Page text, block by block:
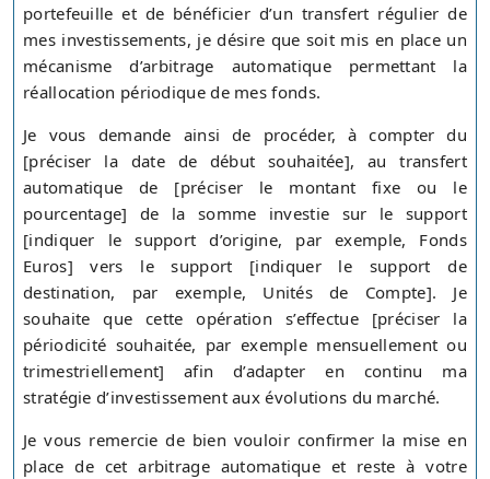
portefeuille et de bénéficier d’un transfert régulier de
mes investissements, je désire que soit mis en place un
mécanisme d’arbitrage automatique permettant la
réallocation périodique de mes fonds.
Je vous demande ainsi de procéder, à compter du
[préciser la date de début souhaitée], au transfert
automatique de [préciser le montant fixe ou le
pourcentage] de la somme investie sur le support
[indiquer le support d’origine, par exemple, Fonds
Euros] vers le support [indiquer le support de
destination, par exemple, Unités de Compte]. Je
souhaite que cette opération s’effectue [préciser la
périodicité souhaitée, par exemple mensuellement ou
trimestriellement] afin d’adapter en continu ma
stratégie d’investissement aux évolutions du marché.
Je vous remercie de bien vouloir confirmer la mise en
place de cet arbitrage automatique et reste à votre